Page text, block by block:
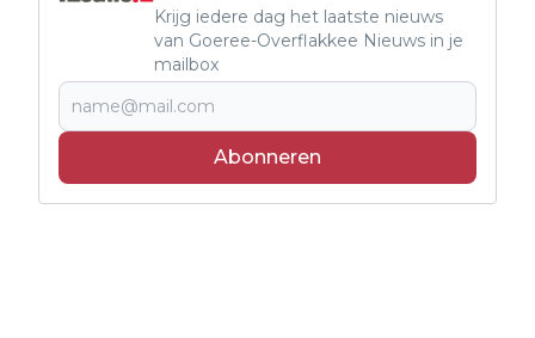
Krijg iedere dag het laatste nieuws
van Goeree-Overflakkee Nieuws in je
mailbox
Abonneren